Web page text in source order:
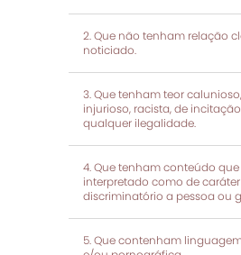
Que não tenham relação
noticiado.
Que tenham teor
injurioso, racista, de
qualquer ilegalidade.
Que tenham conteúdo que
interpretado como de
discriminatório a pessoa ou
Que contenham